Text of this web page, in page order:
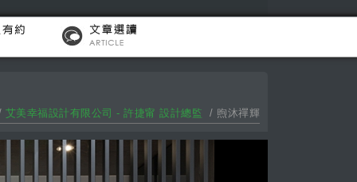
艾美幸福設計有限公司 - 許捷甯 設計總監 / 煦沐禪輝